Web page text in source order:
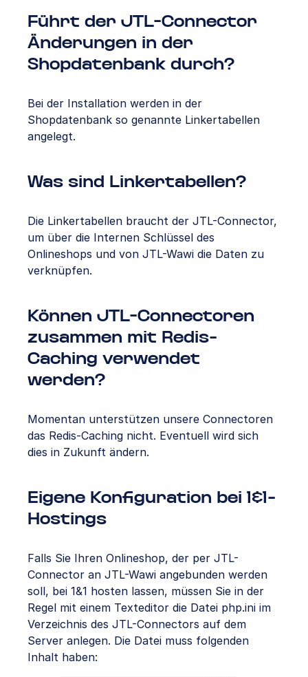
Führt der JTL-Connector
Änderungen in der
Shopdatenbank durch?
Bei der Installation werden in der
Shopdatenbank so genannte Linkertabellen
angelegt.
Was sind Linkertabellen?
Die Linkertabellen braucht der JTL-Connector,
um über die Internen Schlüssel des
Onlineshops und von JTL-Wawi die Daten zu
verknüpfen.
Können JTL-Connectoren
zusammen mit Redis-
Caching verwendet
werden?
Momentan unterstützen unsere Connectoren
das Redis-Caching nicht. Eventuell wird sich
dies in Zukunft ändern.
Eigene Konfiguration bei 1&1-
Hostings
Falls Sie Ihren Onlineshop, der per JTL-
Connector an JTL-Wawi angebunden werden
soll, bei 1&1 hosten lassen, müssen Sie in der
Regel mit einem Texteditor die Datei php.ini im
Verzeichnis des JTL-Connectors auf dem
Server anlegen. Die Datei muss folgenden
Inhalt haben: